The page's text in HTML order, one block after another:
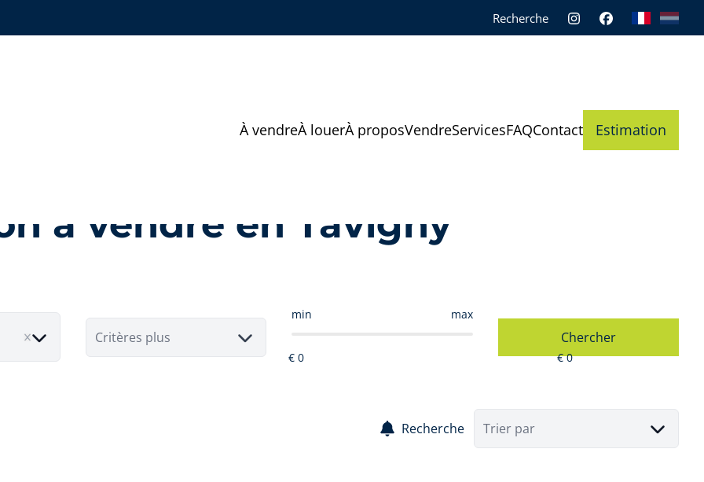
Recherche
À vendreÀ louerÀ proposVendreServicesFAQContact Estimation
à vendre en Tavigny
Critères plus
min max
Chercher
Recherche Trier par